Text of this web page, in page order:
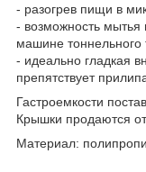
- разогрев пищи в
- возможность
машине
- идеально гладкая
препятствует
Гастроемкости
Крышки продаются
Материал: